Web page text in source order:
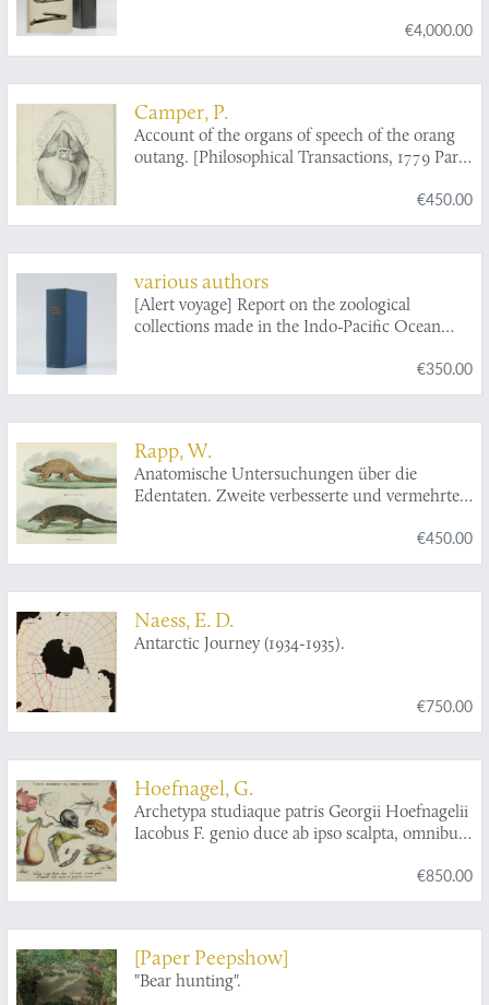
€4,000.00
Camper, P.
Account of the organs of speech of the orang
outang. [Philosophical Transactions, 1779 Part
€450.00
various authors
[Alert voyage] Report on the zoological
collections made in the Indo-Pacific Ocean
€350.00
Rapp, W.
Anatomische Untersuchungen über die
Edentaten. Zweite verbesserte und vermehrte
€450.00
Naess, E. D.
Antarctic Journey (1934-1935).
€750.00
Hoefnagel, G.
Archetypa studiaque patris Georgii Hoefnagelii
Iacobus F. genio duce ab ipso scalpta, omnibus
communicat. I. Chr. Weigel excudit. Plate 1.3.
€850.00
[Paper Peepshow]
"Bear hunting".